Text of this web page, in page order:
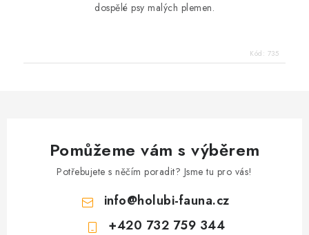
dospělé psy malých plemen.
Kód: 735
Pomůžeme vám s výběrem
Potřebujete s něčím poradit? Jsme tu pro vás!
info@holubi-fauna.cz
+420 732 759 344